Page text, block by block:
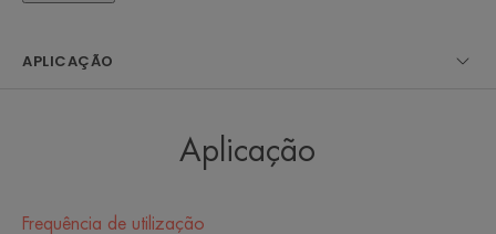
ESPECIALISTA
APLICAÇÃO
Aplicação
Frequência de utilização